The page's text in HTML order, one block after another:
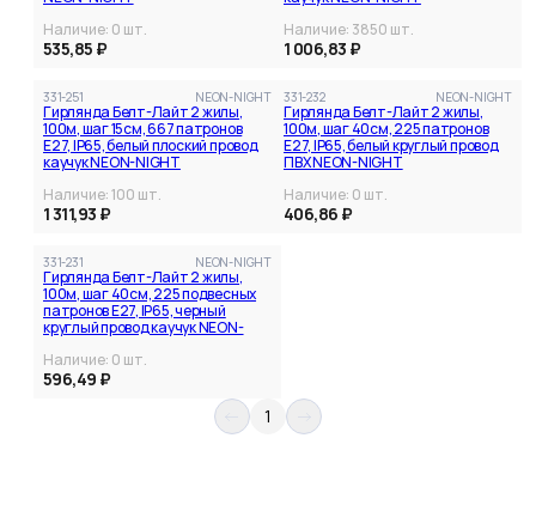
Наличие: 0 шт.
535,85 ₽
Наличие: 3850 шт.
1 006,83 ₽
331-251 NEON-NIGHT
Гирлянда Белт-Лайт 2 жилы,
100м, шаг 15см, 667 патронов
E27, IP65, белый плоский провод
каучук NEON-NIGHT
Наличие:100 шт.
1 311,93 ₽
331-232 NEON-NIGHT
Гирлянда Белт-Лайт 2 жилы,
100м, шаг 40см, 225 патронов
Е27, IP65, белый круглый провод
ПВХ NEON-NIGHT
Наличие: 0 шт.
406,86 ₽
331-231 NEON-NIGHT
Гирлянда Белт-Лайт 2 жилы,
100м, шаг 40см, 225 подвесных
патронов Е27, IP65, черный
круглый провод каучук NEON-
Наличие: 0 шт.
596,49 ₽
1
Все фильтры